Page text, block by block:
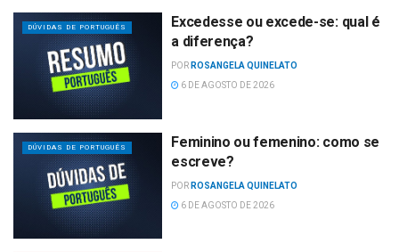
DÚVIDAS DE PORTUGUÊS
Excedesse ou excede-se: qual é
a diferença?
POR ROSANGELA QUINELATO
6 DE AGOSTO DE 2026
DÚVIDAS DE PORTUGUÊS
Feminino ou femenino: como se
escreve?
POR ROSANGELA QUINELATO
6 DE AGOSTO DE 2026